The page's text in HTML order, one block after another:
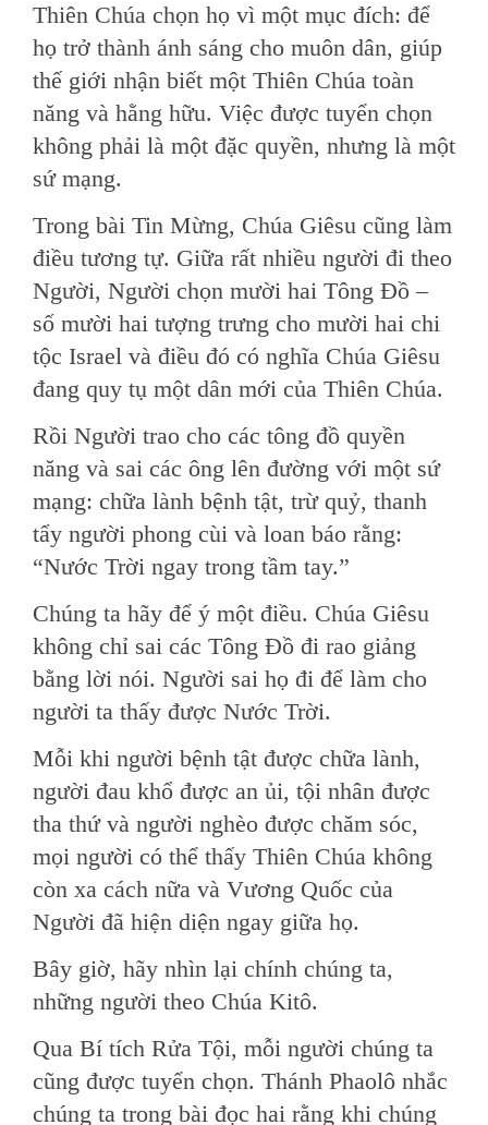
Thiên Chúa chọn họ vì một mục đích: để
họ trở thành ánh sáng cho muôn dân, giúp
thế giới nhận biết một Thiên Chúa toàn
năng và hằng hữu. Việc được tuyển chọn
không phải là một đặc quyền, nhưng là một
sứ mạng.
Trong bài Tin Mừng, Chúa Giêsu cũng làm
điều tương tự. Giữa rất nhiều người đi theo
Người, Người chọn mười hai Tông Đồ –
số mười hai tượng trưng cho mười hai chi
tộc Israel và điều đó có nghĩa Chúa Giêsu
đang quy tụ một dân mới của Thiên Chúa.
Rồi Người trao cho các tông đồ quyền
năng và sai các ông lên đường với một sứ
mạng: chữa lành bệnh tật, trừ quỷ, thanh
tẩy người phong cùi và loan báo rằng:
“Nước Trời ngay trong tầm tay.”
Chúng ta hãy để ý một điều. Chúa Giêsu
không chỉ sai các Tông Đồ đi rao giảng
bằng lời nói. Người sai họ đi để làm cho
người ta thấy được Nước Trời.
Mỗi khi người bệnh tật được chữa lành,
người đau khổ được an ủi, tội nhân được
tha thứ và người nghèo được chăm sóc,
mọi người có thể thấy Thiên Chúa không
còn xa cách nữa và Vương Quốc của
Người đã hiện diện ngay giữa họ.
Bây giờ, hãy nhìn lại chính chúng ta,
những người theo Chúa Kitô.
Qua Bí tích Rửa Tội, mỗi người chúng ta
cũng được tuyển chọn. Thánh Phaolô nhắc
chúng ta trong bài đọc hai rằng khi chúng